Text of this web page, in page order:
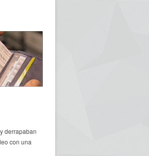
derrapaban
con una